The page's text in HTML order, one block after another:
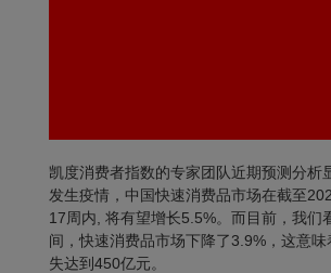
凯度消费者指数的专家团队近期预测分析
发生疫情，中国快速消费品市场在截至
17周内, 将有望增长5.5%。而目前，我们
间，快速消费品市场下降了3.9%，这意
失达到450亿元。